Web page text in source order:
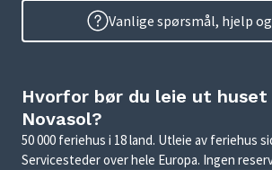
Vanlige spørsmål, hjelp
Hvorfor bør du leie ut
Novasol?
50 000 feriehus i 18 land. Utleie av feriehus
Servicesteder over hele Europa. Ingen